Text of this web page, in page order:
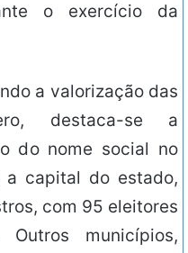
o exercício da
a valorização das
destaca-se a
do nome social no
capital do estado,
com 95 eleitores
municípios,